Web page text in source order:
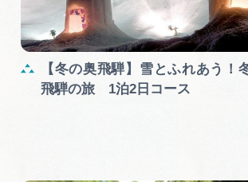
【冬の奥飛騨】雪とふれあう！
飛騨の旅 1泊2日コース